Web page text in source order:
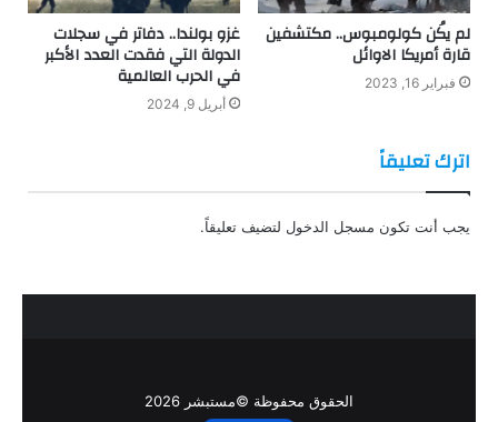
لم يكُن كولومبوس.. مكتشفين
قارة أمريكا الاوائل
فبراير 16, 2023
غزو بولندا.. دفاتر في سجلات
الدولة التي فقدت العدد الأكبر
في الحرب العالمية
أبريل 9, 2024
اترك تعليقاً
يجب أنت تكون مسجل الدخول لتضيف تعليقاً.
الحقوق محفوظة ©مستبشر 2026